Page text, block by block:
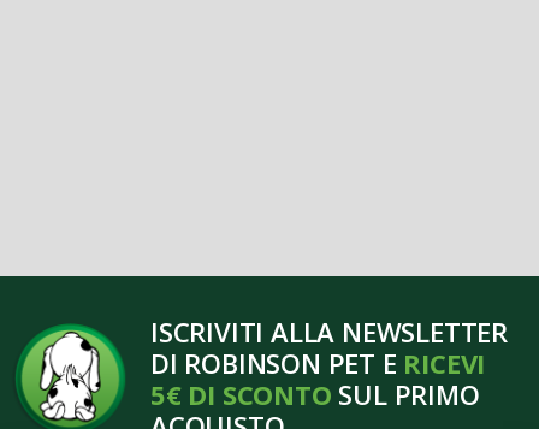
ISCRIVITI ALLA NEWSLETTER
DI ROBINSON PET E RICEVI
5€ DI SCONTO SUL PRIMO